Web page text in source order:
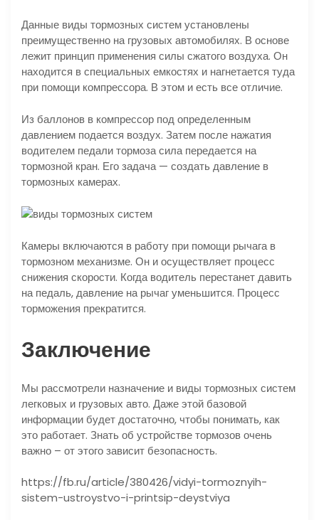
Данные виды тормозных систем установлены
преимущественно на грузовых автомобилях. В основе
лежит принцип применения силы сжатого воздуха. Он
находится в специальных емкостях и нагнетается туда
при помощи компрессора. В этом и есть все отличие.
Из баллонов в компрессор под определенным
давлением подается воздух. Затем после нажатия
водителем педали тормоза сила передается на
тормозной кран. Его задача — создать давление в
тормозных камерах.
Камеры включаются в работу при помощи рычага в
тормозном механизме. Он и осуществляет процесс
снижения скорости. Когда водитель перестанет давить
на педаль, давление на рычаг уменьшится. Процесс
торможения прекратится.
Заключение
Мы рассмотрели назначение и виды тормозных систем
легковых и грузовых авто. Даже этой базовой
информации будет достаточно, чтобы понимать, как
это работает. Знать об устройстве тормозов очень
важно – от этого зависит безопасность.
https://fb.ru/article/380426/vidyi-tormoznyih-
sistem-ustroystvo-i-printsip-deystviya